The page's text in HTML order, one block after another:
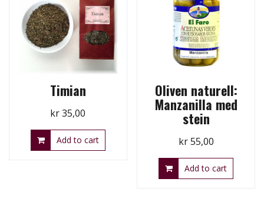
Timian
kr35,00
Add to cart
Oliven naturell:
Manzanilla med
stein
kr55,00
Add to cart